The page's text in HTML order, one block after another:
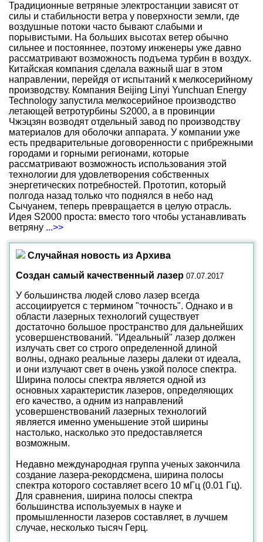
Традиционные ветряные электростанции зависят от
силы и стабильности ветра у поверхности земли, где
воздушные потоки часто бывают слабыми и
порывистыми. На больших высотах ветер обычно
сильнее и постояннее, поэтому инженеры уже давно
рассматривают возможность подъема турбин в воздух.
Китайская компания сделала важный шаг в этом
направлении, перейдя от испытаний к мелкосерийному
производству. Компания Beijing Linyi Yunchuan Energy
Technology запустила мелкосерийное производство
летающей ветротурбины S2000, а в провинции
Чжэцзян возводят отдельный завод по производству
материалов для оболочки аппарата. У компании уже
есть предварительные договоренности с прибрежными
городами и горными регионами, которые
рассматривают возможность использования этой
технологии для удовлетворения собственных
энергетических потребностей. Прототип, который
полгода назад только что поднялся в небо над
Сычуанем, теперь превращается в целую отрасль.
Идея S2000 проста: вместо того чтобы устанавливать
ветряну ...>>
Случайная новость из Архива
Создан самый качественный лазер 07.07.2017
У большинства людей слово лазер всегда
ассоциируется с термином "точность". Однако и в
области лазерных технологий существует
достаточно большое пространство для дальнейших
усовершенствований. "Идеальный" лазер должен
излучать свет со строго определенной длиной
волны, однако реальные лазеры далеки от идеала,
и они излучают свет в очень узкой полосе спектра.
Ширина полосы спектра является одной из
основных характеристик лазеров, определяющих
его качество, а одним из направлений
усовершенствований лазерных технологий
является именно уменьшение этой ширины
настолько, насколько это предоставляется
возможным.
Недавно международная группа ученых закончила
создание лазера-рекордсмена, ширина полосы
спектра которого составляет всего 10 мГц (0.01 Гц).
Для сравнения, ширина полосы спектра
большинства используемых в науке и
промышленности лазеров составляет, в лучшем
случае, несколько тысяч Герц.